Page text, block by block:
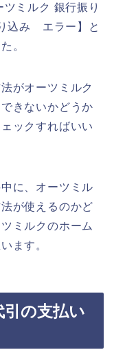
ミルク 銀行振り
込み エラー】と
。
がオーツミルク
きないかどうか
ックすればいい
に、オーツミル
が使えるのかど
ミルクのホーム
ます。
の支払い